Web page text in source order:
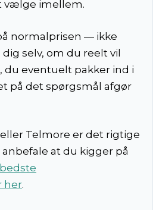
vælge imellem.
normalprisen — ikke
selv, om du reelt vil
eventuelt pakker ind i
på det spørgsmål afgør
Telmore er det rigtige
anbefale at du kigger på
her.